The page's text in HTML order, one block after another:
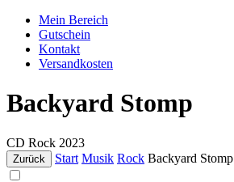
Mein Bereich
Gutschein
Kontakt
Versandkosten
Backyard Stomp
CD Rock 2023
Zurück Start Musik Rock Backyard Stomp